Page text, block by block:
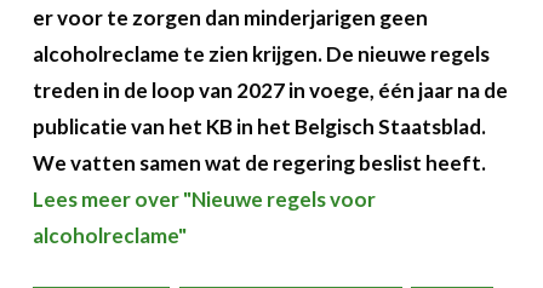
er voor te zorgen dan minderjarigen geen
alcoholreclame te zien krijgen. De nieuwe regels
treden in de loop van 2027 in voege, één jaar na de
publicatie van het KB in het Belgisch Staatsblad.
We vatten samen wat de regering beslist heeft.
Lees meer over "Nieuwe regels voor
alcoholreclame"